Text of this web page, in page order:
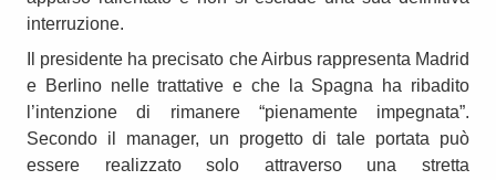
interruzione.
Il presidente ha precisato che Airbus rappresenta Madrid
e Berlino nelle trattative e che la Spagna ha ribadito
l’intenzione di rimanere “pienamente impegnata”.
Secondo il manager, un progetto di tale portata può
essere realizzato solo attraverso una stretta